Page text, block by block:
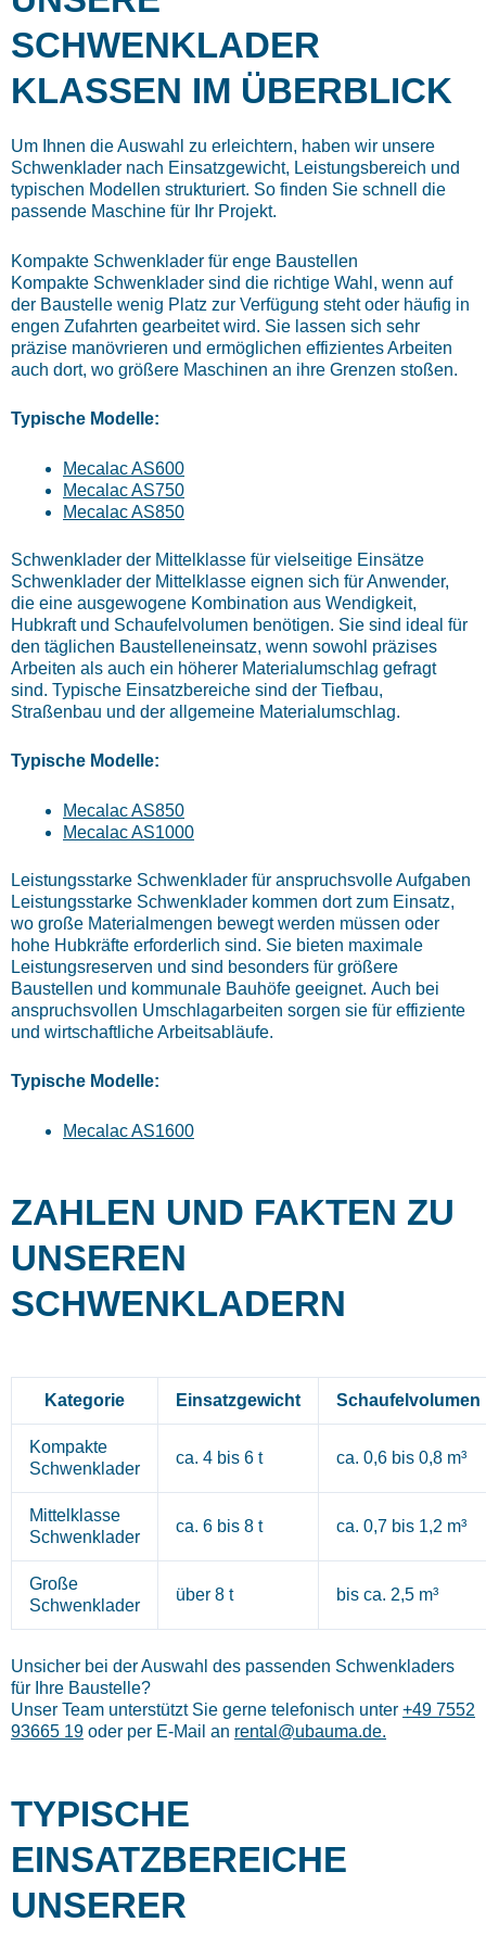
SCHWENKLADER
KLASSEN IM ÜBERBLICK
Um Ihnen die Auswahl zu erleichtern, haben wir unsere
Schwenklader nach Einsatzgewicht, Leistungsbereich und
typischen Modellen strukturiert. So finden Sie schnell die
passende Maschine für Ihr Projekt.
Kompakte Schwenklader für enge Baustellen
Kompakte Schwenklader sind die richtige Wahl, wenn auf
der Baustelle wenig Platz zur Verfügung steht oder häufig in
engen Zufahrten gearbeitet wird. Sie lassen sich sehr
präzise manövrieren und ermöglichen effizientes Arbeiten
auch dort, wo größere Maschinen an ihre Grenzen stoßen.
Typische Modelle:
Mecalac AS600
Mecalac AS750
Mecalac AS850
Schwenklader der Mittelklasse für vielseitige Einsätze
Schwenklader der Mittelklasse eignen sich für Anwender,
die eine ausgewogene Kombination aus Wendigkeit,
Hubkraft und Schaufelvolumen benötigen. Sie sind ideal für
den täglichen Baustelleneinsatz, wenn sowohl präzises
Arbeiten als auch ein höherer Materialumschlag gefragt
sind. Typische Einsatzbereiche sind der Tiefbau,
Straßenbau und der allgemeine Materialumschlag.
Typische Modelle:
Mecalac AS850
Mecalac AS1000
Leistungsstarke Schwenklader für anspruchsvolle Aufgaben
Leistungsstarke Schwenklader kommen dort zum Einsatz,
wo große Materialmengen bewegt werden müssen oder
hohe Hubkräfte erforderlich sind. Sie bieten maximale
Leistungsreserven und sind besonders für größere
Baustellen und kommunale Bauhöfe geeignet. Auch bei
anspruchsvollen Umschlagarbeiten sorgen sie für effiziente
und wirtschaftliche Arbeitsabläufe.
Typische Modelle:
Mecalac AS1600
ZAHLEN UND FAKTEN ZU
UNSEREN
SCHWENKLADERN
Kategorie Einsatzgewicht Schaufelvolumen
Kompakte
Schwenklader
ca. 4 bis 6 t ca. 0,6 bis 0,8 m³
Mittelklasse
Schwenklader
ca. 6 bis 8 t ca. 0,7 bis 1,2 m³
Große
Schwenklader
über 8 t bis ca. 2,5 m³
Unsicher bei der Auswahl des passenden Schwenkladers
für Ihre Baustelle?
Unser Team unterstützt Sie gerne telefonisch unter +49 7552
93665 19 oder per E-Mail an rental@ubauma.de.
TYPISCHE
EINSATZBEREICHE
UNSERER